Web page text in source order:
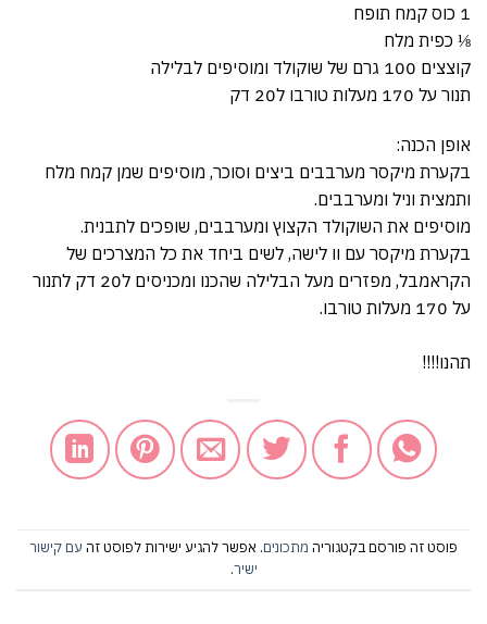
1 כוס קמח תופח
⅛ כפית מלח
קוצצים 100 גרם של שוקולד ומוסיפים לבלילה
תנור על 170 מעלות טורבו ל20 דק
אופן הכנה:
בקערת מיקסר מערבבים ביצים וסוכר, מוסיפים שמן קמח מלח
ותמצית וניל ומערבבים.
מוסיפים את השוקולד הקצוץ ומערבבים, שופכים לתבנית.
בקערת מיקסר עם וו לישה, לשים ביחד את כל המצרכים של
הקראמבל, מפזרים מעל הבלילה שהכנו ומכניסים ל20 דק לתנור
על 170 מעלות טורבו.
תהנו!!!!
פוסט זה פורסם בקטגוריה מתכונים. אפשר להגיע ישירות לפוסט זה עם קישור
ישיר.